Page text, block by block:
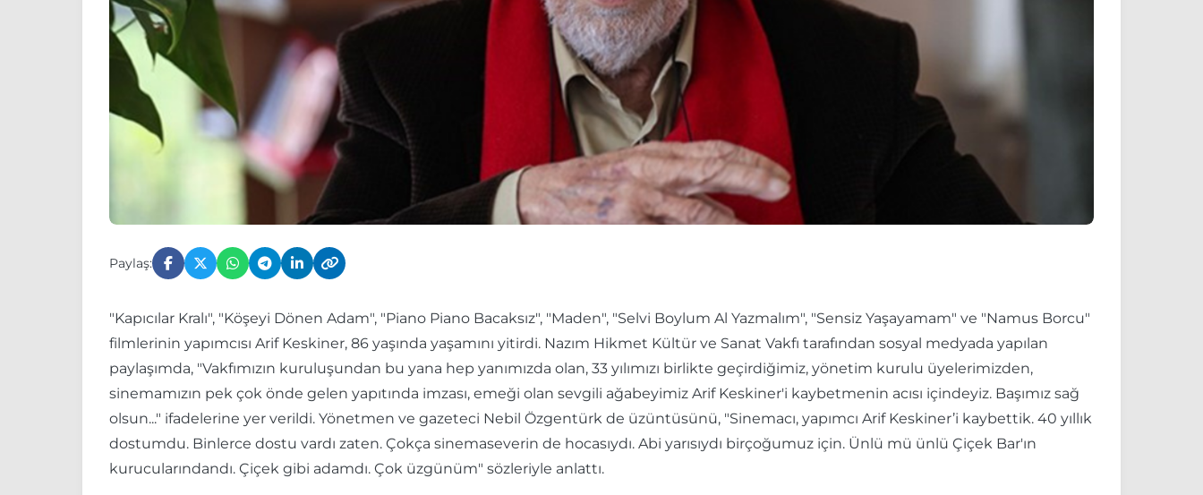
Paylaş:
"Kapıcılar Kralı", "Köşeyi Dönen Adam", "Piano Piano Bacaksız", "Maden", "Selvi Boylum Al Yazmalım", "Sensiz Yaşayamam" ve "Namus Borcu"
filmlerinin yapımcısı Arif Keskiner, 86 yaşında yaşamını yitirdi. Nazım Hikmet Kültür ve Sanat Vakfı tarafından sosyal medyada yapılan
paylaşımda, "Vakfımızın kuruluşundan bu yana hep yanımızda olan, 33 yılımızı birlikte geçirdiğimiz, yönetim kurulu üyelerimizden,
sinemamızın pek çok önde gelen yapıtında imzası, emeği olan sevgili ağabeyimiz Arif Keskiner'i kaybetmenin acısı içindeyiz. Başımız sağ
olsun..." ifadelerine yer verildi. Yönetmen ve gazeteci Nebil Özgentürk de üzüntüsünü, "Sinemacı, yapımcı Arif Keskiner’i kaybettik. 40 yıllık
dostumdu. Binlerce dostu vardı zaten. Çokça sinemaseverin de hocasıydı. Abi yarısıydı birçoğumuz için. Ünlü mü ünlü Çiçek Bar'ın
kurucularındandı. Çiçek gibi adamdı. Çok üzgünüm" sözleriyle anlattı.